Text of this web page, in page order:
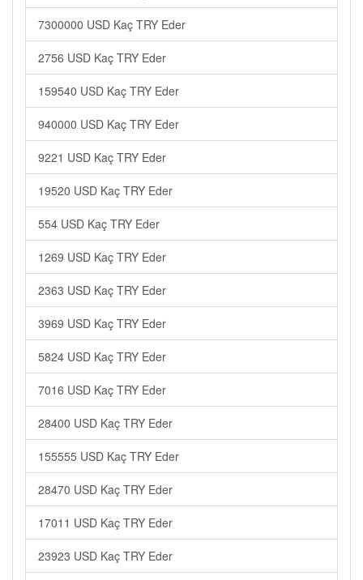
7300000 USD Kaç TRY Eder
2756 USD Kaç TRY Eder
159540 USD Kaç TRY Eder
940000 USD Kaç TRY Eder
9221 USD Kaç TRY Eder
19520 USD Kaç TRY Eder
554 USD Kaç TRY Eder
1269 USD Kaç TRY Eder
2363 USD Kaç TRY Eder
3969 USD Kaç TRY Eder
5824 USD Kaç TRY Eder
7016 USD Kaç TRY Eder
28400 USD Kaç TRY Eder
155555 USD Kaç TRY Eder
28470 USD Kaç TRY Eder
17011 USD Kaç TRY Eder
23923 USD Kaç TRY Eder